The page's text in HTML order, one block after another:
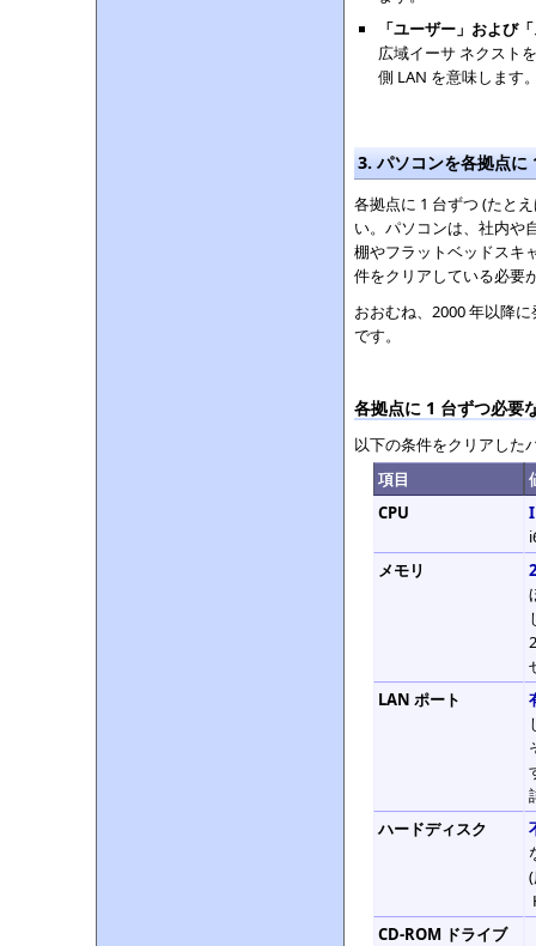
「ユーザー」および
広域イーサ ネクスト
側 LAN を意味します
3. パソコンを各拠点に
各拠点に 1 台ずつ (たと
い。パソコンは、社内や
棚やフラットベッドスキ
件をクリアしている必要
おおむね、2000 年以降
です。
各拠点に 1 台ずつ必要
以下の条件をクリアした
項目
CPU
メモリ
LAN ポート
ハードディスク
CD-ROM ドライブ